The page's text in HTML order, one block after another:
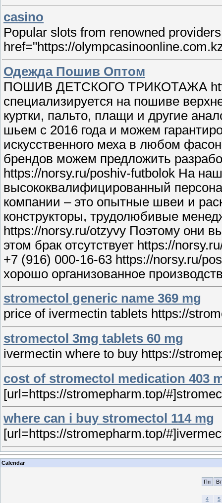
casino
Popular slots from renowned
href="https://
Одежда Пошив Оптом
ПОШИВ ДЕТСКОГО ТРИКОТАЖА
специализируется на пошиве
куртки, пальто, плащи и другие
шьем с 2016 года и можем
искусственного меха в любом
брендов можем предложить
https://norsy.ru/poshiv-futbolok На
высококвалифицированный
компании – это опытные швеи и
конструкторы, трудолюбивые
https://norsy.ru/otzyvy Поэтому они
этом брак отсутствует https://
+7 (916) 000-16-63 https://norsy.ru/
хорошо организованное
stromectol generic name 369 mg
price of ivermectin tablets https://
stromectol 3mg tablets 60 mg
ivermectin where to buy https://
cost of stromectol medication 403
[url=https://stromepharm.top/
where can i buy stromectol 114 mg
[url=https://stromepharm.top/
Calendar
Пн Вт
4
5